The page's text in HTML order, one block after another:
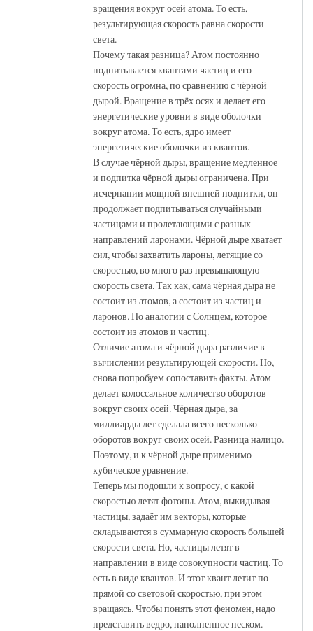
вращения вокруг осей атома. То есть,
результирующая скорость равна скорости
света.
Почему такая разница? Атом постоянно
подпитывается квантами частиц и его
скорость огромна, по сравнению с чёрной
дырой. Вращение в трёх осях и делает его
энергетические уровни в виде оболочки
вокруг атома. То есть, ядро имеет
энергетические оболочки из квантов.
В случае чёрной дыры, вращение медленное
и подпитка чёрной дыры ограничена. При
исчерпании мощной внешней подпитки, он
продолжает подпитываться случайными
частицами и пролетающими с разных
направлений ларонами. Чёрной дыре хватает
сил, чтобы захватить лароны, летящие со
скоростью, во много раз превышающую
скорость света. Так как, сама чёрная дыра не
состоит из атомов, а состоит из частиц и
ларонов. По аналогии с Солнцем, которое
состоит из атомов и частиц.
Отличие атома и чёрной дыра различие в
вычислении результирующей скорости. Но,
снова попробуем сопоставить факты. Атом
делает колоссальное количество оборотов
вокруг своих осей. Чёрная дыра, за
миллиарды лет сделала всего несколько
оборотов вокруг своих осей. Разница налицо.
Поэтому, и к чёрной дыре применимо
кубическое уравнение.
Теперь мы подошли к вопросу, с какой
скоростью летят фотоны. Атом, выкидывая
частицы, задаёт им векторы, которые
складываются в суммарную скорость большей
скорости света. Но, частицы летят в
направлении в виде совокупности частиц. То
есть в виде квантов. И этот квант летит по
прямой со световой скоростью, при этом
вращаясь. Чтобы понять этот феномен, надо
представить ведро, наполненное песком.